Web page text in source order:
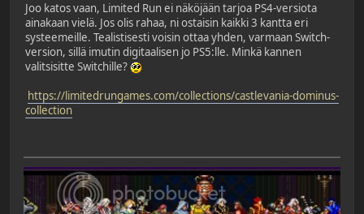
Joo katos vaan, Limited Run ei näköjään tarjoa PS4-versiota
ainakaan vielä. Jos olis rahaa, ni ostaisin kaikki 3 kantta eri
systeemeille. Tealistisesti voisin ottaa yhden, varmaan Switch-
version, sillä imutin digitaalisen jo PS5:lle. Minkä kannen
valitsisitte Switchille?
https://limitedrungames.com/collections/castlevania-dominus-
collection